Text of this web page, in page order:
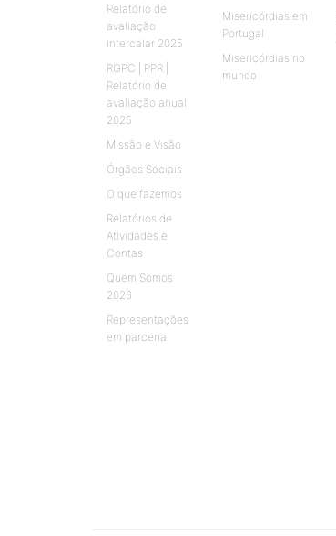
Relatório de
avaliação
intercalar 2025
RGPC | PPR |
Relatório de
avaliação anual
2025
Missão e Visão
Órgãos Sociais
O que fazemos
Relatórios de
Atividades e
Contas
Quem Somos
2026
Representações
em parceria
Misericórdias em
Portugal
Misericórdias no
mundo